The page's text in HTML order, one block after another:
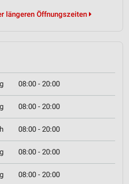
längeren Öffnungszeiten
08:00 - 20:00
08:00 - 20:00
08:00 - 20:00
08:00 - 20:00
08:00 - 20:00